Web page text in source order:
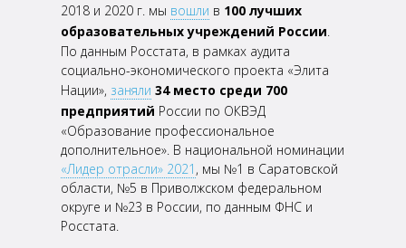
2018 и 2020 г. мы вошли в 100 лучших
образовательных учреждений России
По данным Росстата, в рамках аудита
социально-экономического проекта «Элита
Нации», заняли 34 место среди 700
предприятий России по ОКВЭД
«Образование профессиональное
дополнительное». В национальной номинации
«Лидер отрасли» 2021 , мы №1 в Саратовской
области, №5 в Приволжском федеральном
округе и №23 в России, по данным ФНС и
Росстата.